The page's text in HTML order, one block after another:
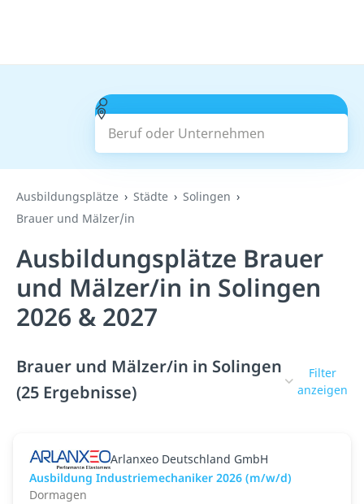
Beruf oder Unternehmen
Suchen
Ausbildungsplätze Städte
Solingen
Brauer und Mälzer/in
Ausbildungsplätze Brauer
und Mälzer/in in Solingen
2026 & 2027
Brauer und Mälzer/in in Solingen
(25 Ergebnisse)
Filter
anzeigen
Arlanxeo Deutschland GmbH
Ausbildung Industriemechaniker 2026 (m/w/d)
Dormagen